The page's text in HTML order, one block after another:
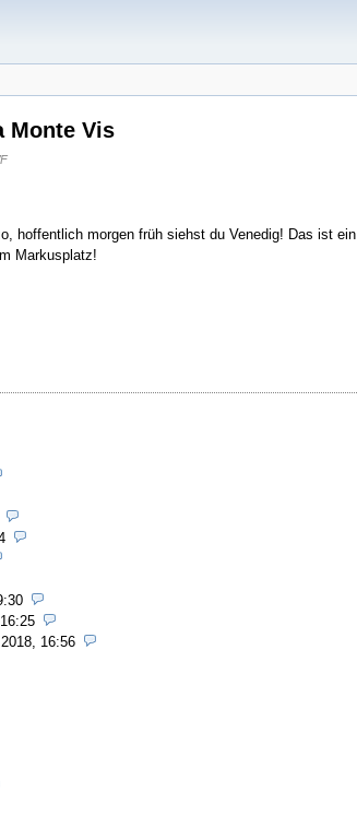
Monte Vis
hoffentlich morgen früh siehst du Venedig! Das ist ein
Markusplatz!
16:56